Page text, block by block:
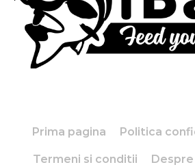
Prima pagina Politica
Termeni si conditii